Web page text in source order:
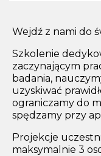
Wejdź z nami do
Szkolenie
zaczynającym
badania,
uzyskiwać
ograniczamy do
spędzamy przy
Projekcje
maksymalnie 3